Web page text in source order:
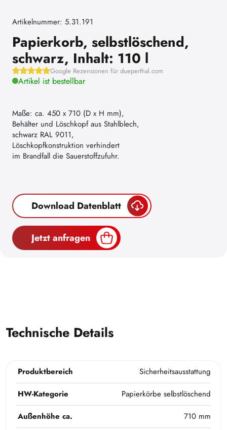
Artikelnummer: 5.31.191
Papierkorb, selbstlöschend,
schwarz, Inhalt: 110 l
Google Rezensionen für dueperthal.com
Artikel ist bestellbar
Maße: ca. 450 x 710 (D x H mm),
Behälter und Löschkopf aus Stahlblech,
schwarz RAL 9011,
Löschkopfkonstruktion verhindert
im Brandfall die Sauerstoffzufuhr.
Download Datenblatt
Jetzt anfragen
Technische Details
Produktbereich
Sicherheitsausstattung
HW-Kategorie
Papierkörbe selbstlöschend
Außenhöhe ca.
710 mm